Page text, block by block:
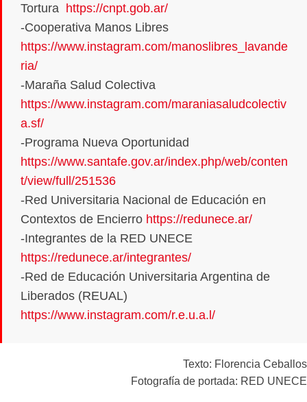
Tortura https://cnpt.gob.ar/
-Cooperativa Manos Libres
https://www.instagram.com/manoslibres_lavande
ria/
-Maraña Salud Colectiva
https://www.instagram.com/maraniasaludcolectiv
a.sf/
-Programa Nueva Oportunidad
https://www.santafe.gov.ar/index.php/web/conten
t/view/full/251536
-Red Universitaria Nacional de Educación en
Contextos de Encierro https://redunece.ar/
-Integrantes de la RED UNECE
https://redunece.ar/integrantes/
-Red de Educación Universitaria Argentina de
Liberados (REUAL)
https://www.instagram.com/r.e.u.a.l/
Texto: Florencia Ceballos
Fotografía de portada: RED UNECE